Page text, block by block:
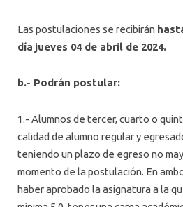
Las postulaciones se recibirán
día jueves 04 de abril de 2024.
b.- Podrán postular:
1.- Alumnos de tercer, cuarto o
calidad de alumno regular y
teniendo un plazo de egreso no
momento de la postulación. En
haber aprobado la asignatura a la